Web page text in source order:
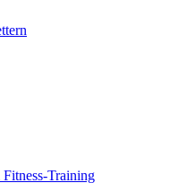
Training